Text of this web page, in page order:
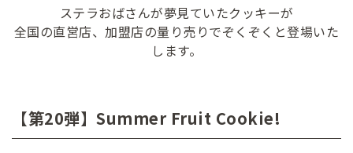
ステラおばさんが夢見ていたクッキーが
全国の直営店、加盟店の量り売りでぞくぞくと登場いた
します。
【第20弾】Summer Fruit Cookie!